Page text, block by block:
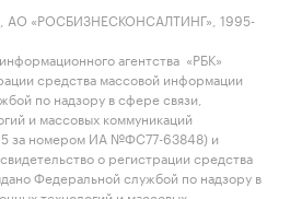
с отстающей
перспективе и в
Меняются ли позиции
времени?
насыщен и какой у региона
сравнить его с
доходами, со схожей
«РОСБИЗНЕСКОНСАЛТИНГ», 1995-
агентства «РБК»
средства массовой информации
по надзору в сфере связи,
и массовых коммуникаций
за номером ИА №ФС77-63848) и
о регистрации средства
Федеральной службой по надзору в